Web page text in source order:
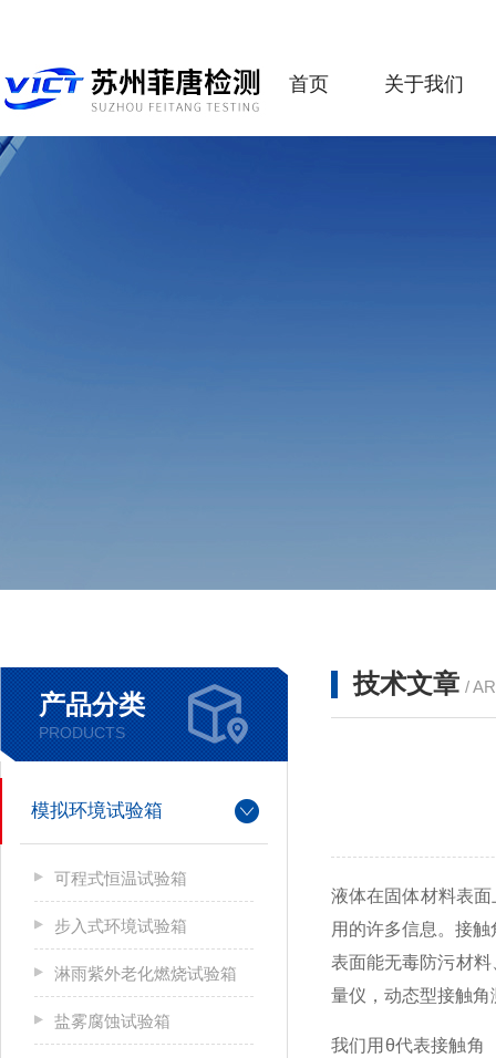
首页 关于我们
产品分类
PRODUCTS
模拟环境试验箱
可程式恒温试验箱
步入式环境试验箱
淋雨紫外老化燃烧试验箱
盐雾腐蚀试验箱
技术文章 /
液体在固体材料表
用的许多信息。接
表面能无毒防污材
量仪，动态型接触
我们用θ代表接触角